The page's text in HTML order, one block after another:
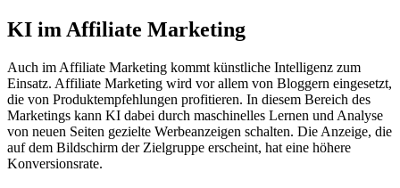
KI im Affiliate Marketing
Auch im Affiliate Marketing kommt künstliche Intelligenz zum
Einsatz. Affiliate Marketing wird vor allem von Bloggern eingesetzt,
die von Produktempfehlungen profitieren. In diesem Bereich des
Marketings kann KI dabei durch maschinelles Lernen und Analyse
von neuen Seiten gezielte Werbeanzeigen schalten. Die Anzeige, die
auf dem Bildschirm der Zielgruppe erscheint, hat eine höhere
Konversionsrate.